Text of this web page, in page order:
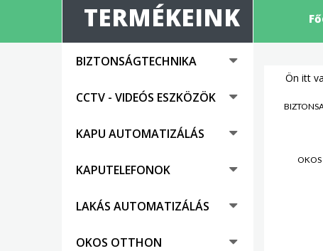
TERMÉKEINK
BIZTONSÁGTECHNIKA
CCTV - VIDEÓS ESZKÖZÖK
KAPU AUTOMATIZÁLÁS
KAPUTELEFONOK
LAKÁS AUTOMATIZÁLÁS
OKOS OTTHON
Ön itt